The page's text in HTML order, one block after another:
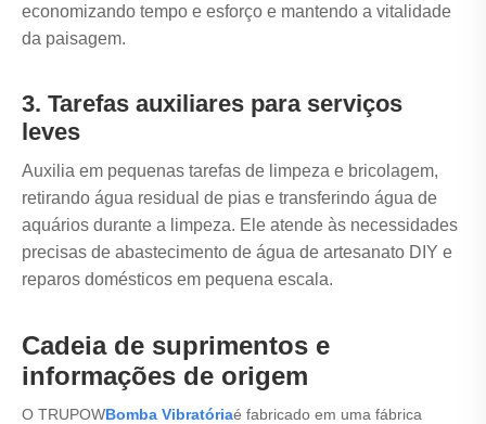
economizando tempo e esforço e mantendo a vitalidade
da paisagem.
3. Tarefas auxiliares para serviços
leves
Auxilia em pequenas tarefas de limpeza e bricolagem,
retirando água residual de pias e transferindo água de
aquários durante a limpeza. Ele atende às necessidades
precisas de abastecimento de água de artesanato DIY e
reparos domésticos em pequena escala.
Cadeia de suprimentos e
informações de origem
O TRUPOWBomba Vibratóriaé fabricado em uma fábrica